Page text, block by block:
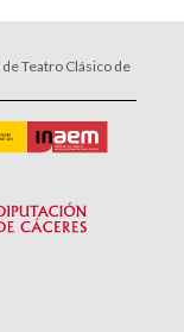
Teatro Clásico de